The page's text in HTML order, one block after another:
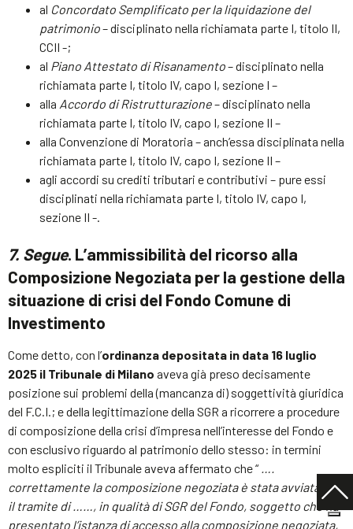
al Concordato Semplificato per la liquidazione del
patrimonio– disciplinato nella richiamata parte I, titolo II,
CCII -;
al Piano Attestato di Risanamento– disciplinato nella
richiamata parte I, titolo IV, capo I, sezione I –
alla Accordo di Ristrutturazione– disciplinato nella
richiamata parte I, titolo IV, capo I, sezione II –
alla Convenzione di Moratoria – anch’essa disciplinata nella
richiamata parte I, titolo IV, capo I, sezione II –
agli accordi su crediti tributari e contributivi – pure essi
disciplinati nella richiamata parte I, titolo IV, capo I,
sezione II -.
7. Segue. L’ammissibilità del ricorso alla
Composizione Negoziata per la gestione della
situazione di crisi del Fondo Comune di
Investimento
Come detto, con l’ordinanza depositata in data 16 luglio
2025 il Tribunale di Milano aveva già preso decisamente
posizione sui problemi della (mancanza di) soggettività giuridica
del F.C.I.; e della legittimazione della SGR a ricorrere a procedure
di composizione della crisi d’impresa nell’interesse del Fondo e
con esclusivo riguardo al patrimonio dello stesso: in termini
molto espliciti il Tribunale aveva affermato che “….
correttamente la composizione negoziata è stata avviata per
il tramite di ……, in qualità di SGR del Fondo, soggetto che ha
presentato l’istanza di accesso alla composizione negoziata,